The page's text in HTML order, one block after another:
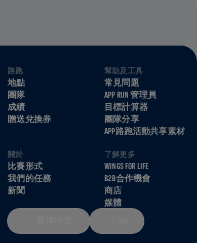
路跑
地點
團隊
成績
贈送兌換券
幫助及工具
常見問題
APP RUN 管理員
目標計算器
團隊分享
APP路跑活動共享素材
關於
比賽形式
我們的任務
新聞
了解更多
WINGS FOR LIFE
B2B合作機會
商店
媒體